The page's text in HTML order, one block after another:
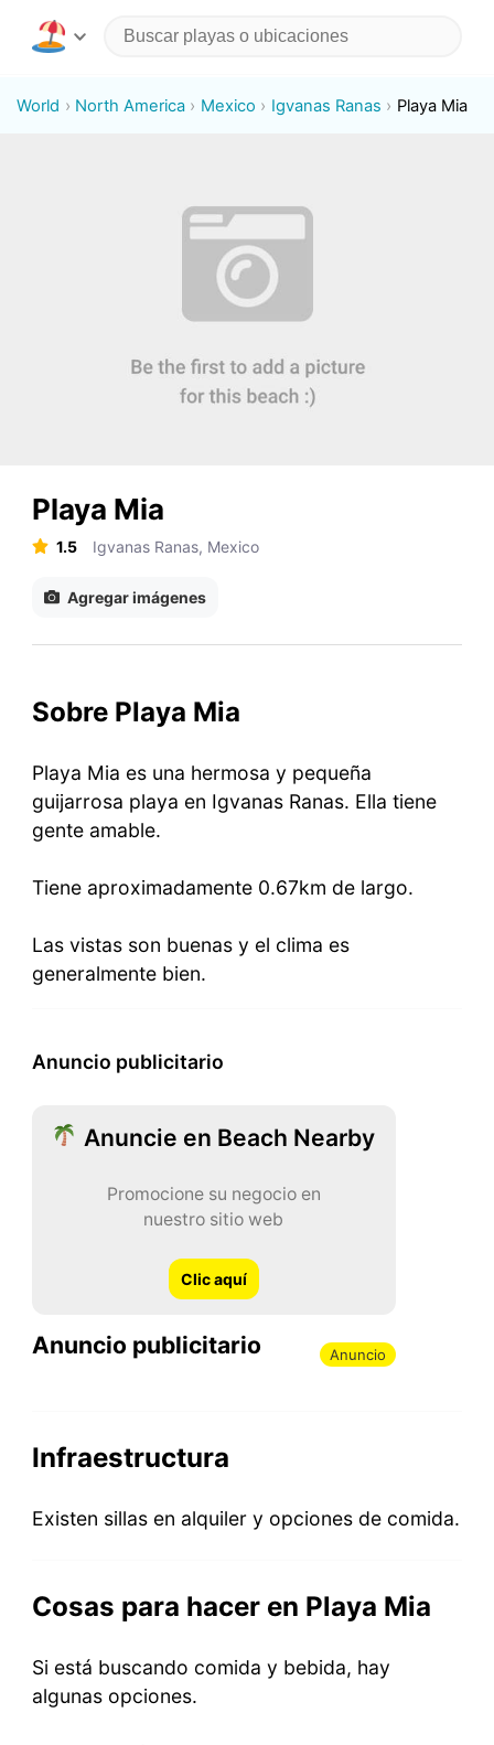
World North America Mexico Igvanas Ranas Playa Mia
Playa Mia
1.5 Igvanas Ranas, Mexico
Agregar imágenes
Sobre Playa Mia
Playa Mia es una hermosa y pequeña
guijarrosa playa en Igvanas Ranas. Ella tiene
gente amable.
Tiene aproximadamente 0.67km de largo.
Las vistas son buenas y el clima es
generalmente bien.
Anuncio publicitario
Anuncie en Beach Nearby
Promocione su negocio en
nuestro sitio web
Clic aquí
Anuncio publicitario Anuncio
Infraestructura
Existen sillas en alquiler y opciones de comida.
Cosas para hacer en Playa Mia
Si está buscando comida y bebida, hay
algunas opciones.